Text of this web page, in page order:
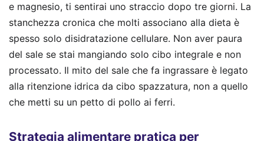
e magnesio, ti sentirai uno straccio dopo tre giorni. La
stanchezza cronica che molti associano alla dieta è
spesso solo disidratazione cellulare. Non aver paura
del sale se stai mangiando solo cibo integrale e non
processato. Il mito del sale che fa ingrassare è legato
alla ritenzione idrica da cibo spazzatura, non a quello
che metti su un petto di pollo ai ferri.
Strategia alimentare pratica per